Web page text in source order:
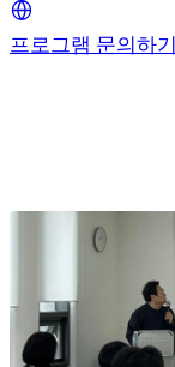
프로그램 문의하기